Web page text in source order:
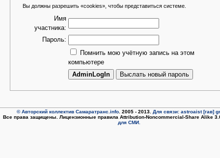
Вы должны разрешить «cookies», чтобы представиться системе.
Имя
участника:
Пароль:
Помнить мою учётную запись на этом
компьютере
© Авторский коллектив Самаратранс.info. 2005 - 2013. Для связи: astroaist [гав]
Все права защищены. Лицензионные правила Attribution-Noncommercial-Share Alike
для СМИ.